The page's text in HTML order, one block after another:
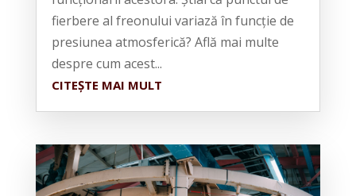
fierbere al freonului variază în funcție de
presiunea atmosferică? Află mai multe
despre cum acest...
CITEȘTE MAI MULT